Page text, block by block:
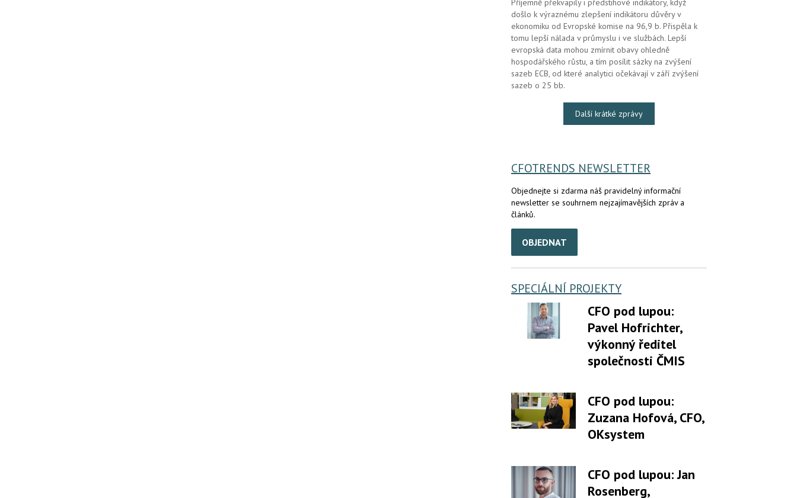
Příjemně překvapily i předstihové indikátory, když
došlo k výraznému zlepšení indikátoru důvěry v
ekonomiku od Evropské komise na 96,9 b. Přispěla k
tomu lepší nálada v průmyslu i ve službách. Lepší
evropská data mohou zmírnit obavy ohledně
hospodářského růstu, a tím posílit sázky na zvýšení
sazeb ECB, od které analytici očekávají v září zvýšení
sazeb o 25 bb.
Další krátké zprávy
CFOTRENDS NEWSLETTER
Objednejte si zdarma náš pravidelný informační
newsletter se souhrnem nejzajímavějších zpráv a
článků.
OBJEDNAT
SPECIÁLNÍ PROJEKTY
CFO pod lupou:
Pavel Hofrichter,
výkonný ředitel
společnosti ČMIS
CFO pod lupou:
Zuzana Hofová, CFO,
OKsystem
CFO pod lupou: Jan
Rosenberg,